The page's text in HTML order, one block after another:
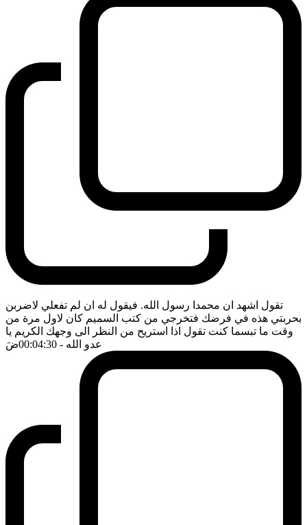
تقول اشهد ان محمدا رسول الله. فيقول له ان لم تفعلي لاضربن
بحربتي هذه في فرضك فتخرجي من كتب السميم كان لاول مرة من
وقت ما تبسما كنت تقول اذا استريح من النظر الى وجهك الكريم يا
عدو الله - 00:04:30 ضَ